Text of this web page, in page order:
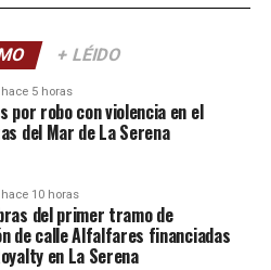
+ LÉIDO
hace 5 horas
por robo con violencia en el
del Mar de La Serena
hace 10 horas
del primer tramo de
de calle Alfalfares financiadas
en La Serena